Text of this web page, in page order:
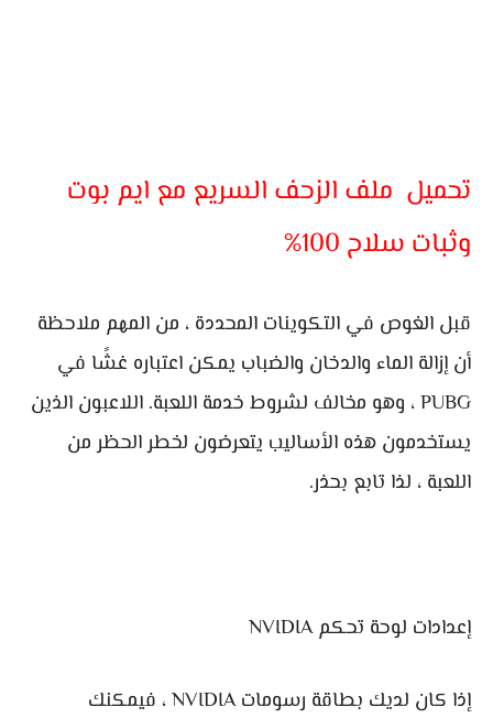
تحميل ملف الزحف السريع مع ايم بوت
وثبات سلاح 100%
قبل الغوص في التكوينات المحددة ، من المهم ملاحظة
أن إزالة الماء والدخان والضباب يمكن اعتباره غشًا في
PUBG ، وهو مخالف لشروط خدمة اللعبة. اللاعبون الذين
يستخدمون هذه الأساليب يتعرضون لخطر الحظر من
اللعبة ، لذا تابع بحذر.
إعدادات لوحة تحكم NVIDIA
إذا كان لديك بطاقة رسومات NVIDIA ، فيمكنك